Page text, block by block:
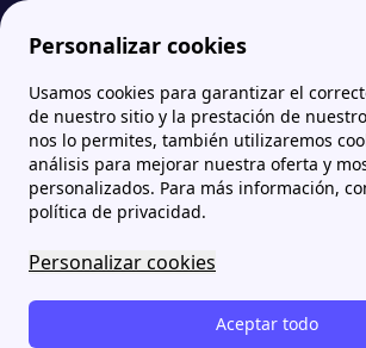
Personalizar cookies
Usamos cookies para garantizar el
de nuestro sitio y la prestación de
nos lo permites, también utilizaremos
análisis para mejorar nuestra oferta y
personalizados. Para más información,
política de privacidad.
Personalizar cookies
Aceptar todo
Papernest.es El Equipo detrás del contenido de papernest Cyrille Torres | Experto en comercializadoras de luz y gas
Cyrille Torres |
comercializadoras
gas
Un experto internacional en energía y